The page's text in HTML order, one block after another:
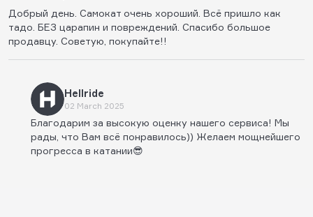
Добрый день. Самокат очень хороший. Всё пришло как
тадо. БЕЗ царапин и повреждений. Спасибо большое
продавцу. Советую, покупайте!!
Hellride
02 March 2025
Благодарим за высокую оценку нашего сервиса! Мы
рады, что Вам всё понравилось)) Желаем мощнейшего
прогресса в катании😎